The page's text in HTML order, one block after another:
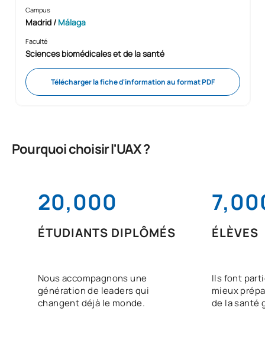
Campus
Madrid / Málaga
Faculté
Sciences biomédicales et de la santé
Télécharger la fiche d'information au format PDF
Pourquoi choisir l'UAX ?
20,000
ÉTUDIANTS DIPLÔMÉS
Nous accompagnons une
génération de leaders qui
changent déjà le monde.
ÉLÈVES
Ils font
mieux
de la santé